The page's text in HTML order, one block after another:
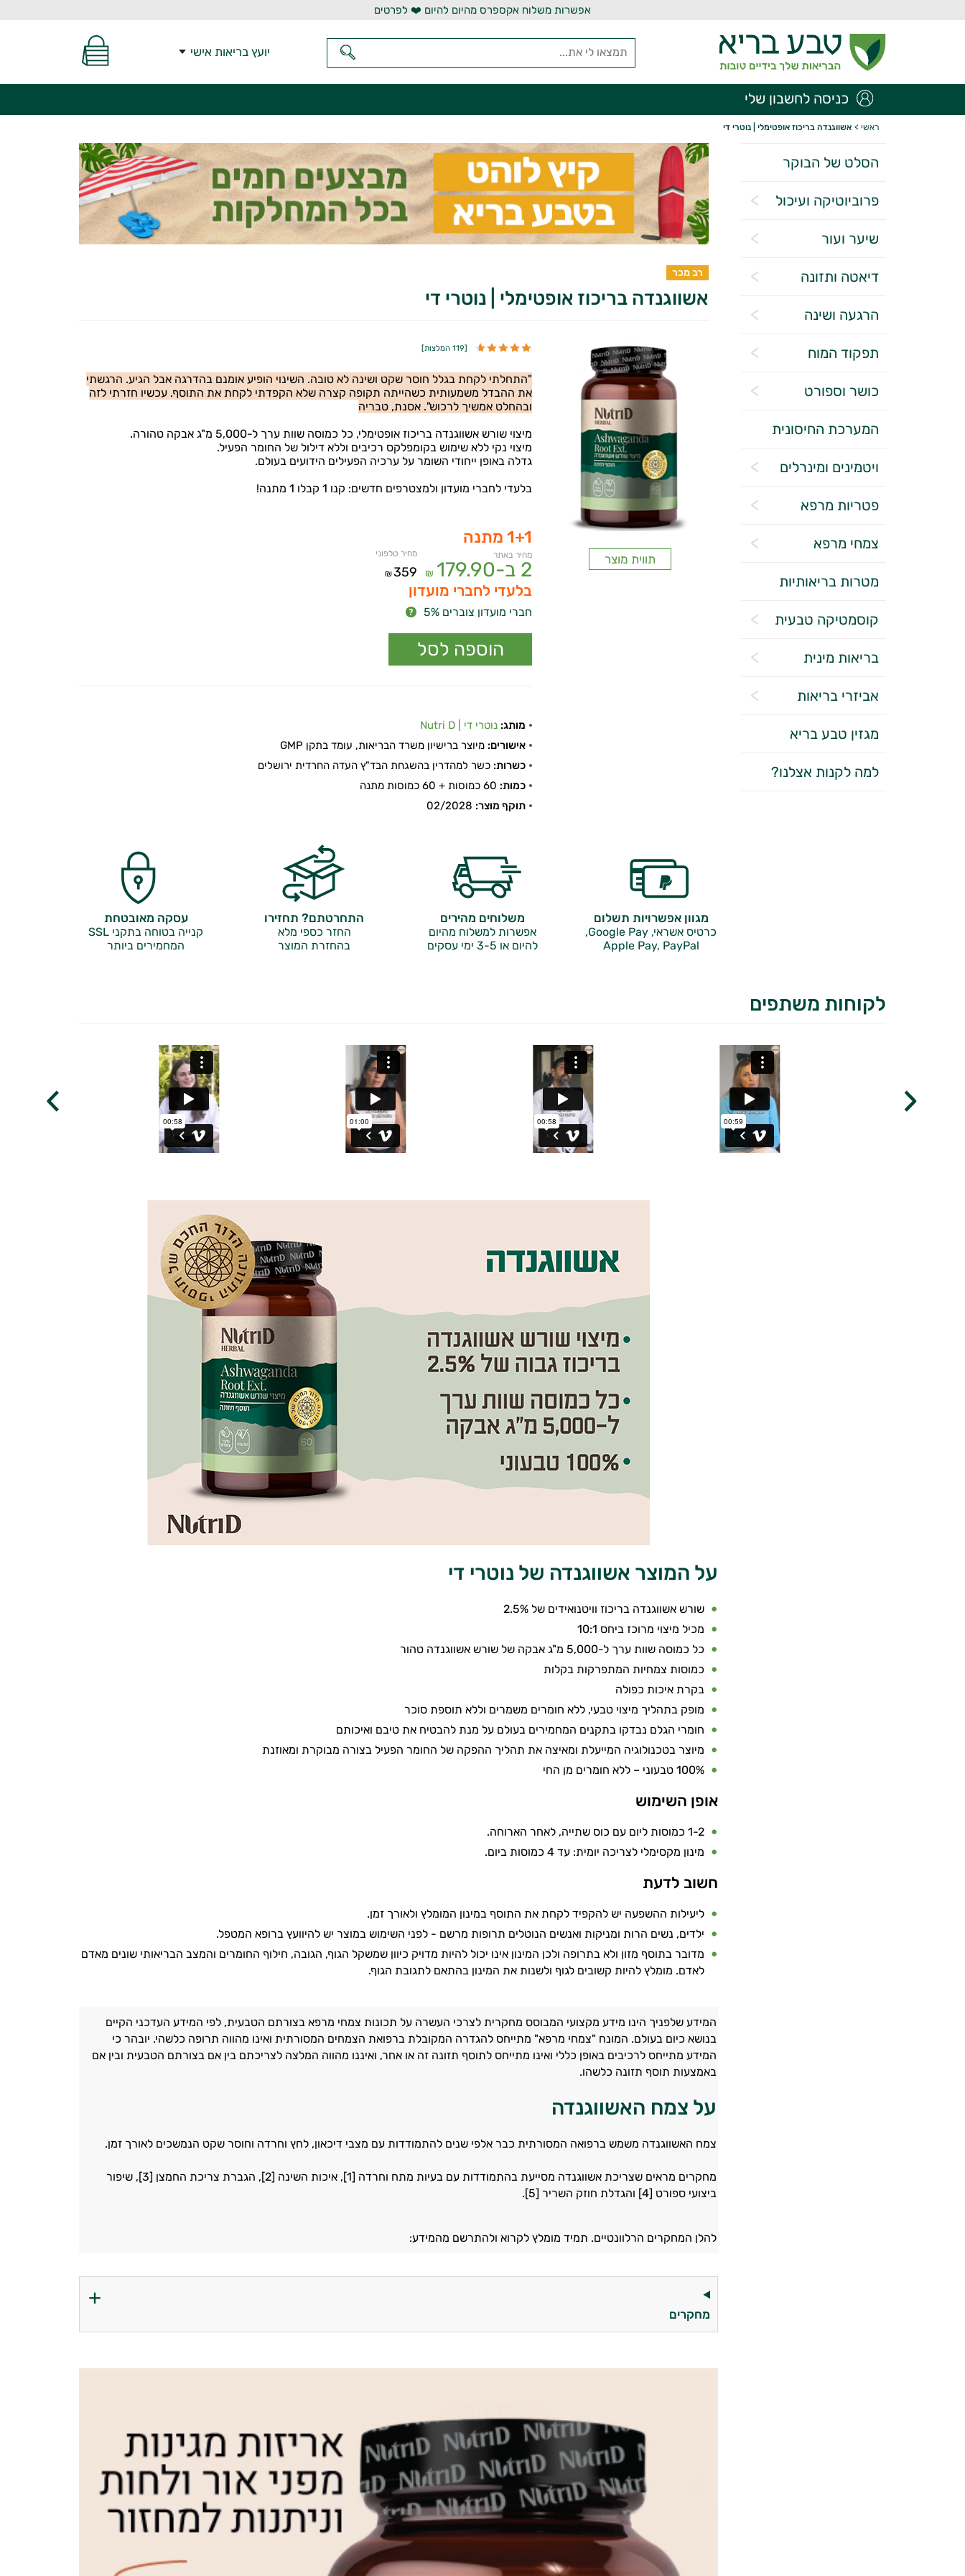
אפשרות משלוח אקספרס מהיום להיום ❤️ לפרטים
יועץ בריאות אישי
כניסה לחשבון שלי
ראשי > אשווגנדה בריכוז אופטימלי | נוטרי די
הסלט של הבוקר
פרוביוטיקה ועיכול
שיער ועור
דיאטה ותזונה
הרגעה ושינה
תפקוד המוח
כושר וספורט
המערכת החיסונית
ויטמינים ומינרלים
פטריות מרפא
צמחי מרפא
מטרות בריאותיות
קוסמטיקה טבעית
בריאות מינית
אביזרי בריאות
מגזין טבע בריא
למה לקנות אצלנו?
רב מכר
אשווגנדה בריכוז אופטימלי | נוטרי די
תווית מוצר
[119 המלצות ]
"התחלתי לקחת בגלל חוסר שקט ושינה לא טובה. השינוי הופיע אומנם בהדרגה אבל הגיע. הרגשתי
את ההבדל משמעותית כשהייתה תקופה קצרה שלא הקפדתי לקחת את התוסף. עכשיו חזרתי לזה
ובהחלט אמשיך לרכוש". אסנת, טבריה
מיצוי שורש אשווגנדה בריכוז אופטימלי, כל כמוסה שוות ערך ל-5,000 מ"ג אבקה טהורה.
מיצוי נקי ללא שימוש בקומפלקס רכיבים וללא דילול של החומר הפעיל.
גדלה באופן ייחודי השומר על ערכיה הפעילים הידועים בעולם.
בלעדי לחברי מועדון ולמצטרפים חדשים: קנו 1 קבלו 1 מתנה!
1+1 מתנה
מחיר באתר
2 ב- 179.90
₪
מחיר טלפוני
359
₪
בלעדי לחברי מועדון
חברי מועדון צוברים 5%
מותג: נוטרי די | Nutri D
אישורים: מיוצר ברישיון משרד הבריאות, עומד בתקן GMP
כשרות: כשר למהדרין בהשגחת הבד"ץ העדה החרדית ירושלים
כמות:
תוקף מוצר:
מגוון אפשרויות תשלום
כרטיס אשראי, Google Pay,
Apple Pay, PayPal
משלוחים מהירים
אפשרות למשלוח מהיום
להיום או 3-5 ימי עסקים
התחרטתם? תחזירו
החזר כספי מלא
בהחזרת המוצר
עסקה מאובטחת
קנייה בטוחה בתקני SSL
המחמירים ביותר
לקוחות משתפים
על המוצר אשווגנדה של נוטרי די
שורש אשווגנדה בריכוז וויטנואידים של 2.5%
מכיל מיצוי מרוכז ביחס 10:1
כל כמוסה שוות ערך ל-5,000 מ"ג אבקה של שורש אשווגנדה טהור
כמוסות צמחיות המתפרקות בקלות
בקרת איכות כפולה
מופק בתהליך מיצוי טבעי, ללא חומרים משמרים וללא תוספת סוכר
חומרי הגלם נבדקו בתקנים המחמירים בעולם על מנת להבטיח את טיבם ואיכותם
מיוצר בטכנולוגיה המייעלת ומאיצה את תהליך ההפקה של החומר הפעיל בצורה מבוקרת ומאוזנת
100% טבעוני – ללא חומרים מן החי
אופן השימוש
1-2 כמוסות ליום עם כוס שתייה, לאחר הארוחה.
מינון מקסימלי לצריכה יומית: עד 4 כמוסות ביום.
חשוב לדעת
ליעילות ההשפעה יש להקפיד לקחת את התוסף במינון המומלץ ולאורך זמן.
ילדים, נשים הרות ומניקות ואנשים הנוטלים תרופות מרשם - לפני השימוש במוצר יש להיוועץ ברופא המטפל.
מדובר בתוסף מזון ולא בתרופה ולכן המינון אינו יכול להיות מדויק כיוון שמשקל הגוף, הגובה, חילוף החומרים והמצב הבריאותי שונים מאדם
לאדם. מומלץ להיות קשובים לגוף ולשנות את המינון בהתאם לתגובת הגוף.
המידע שלפניך הינו מידע מקצועי המבוסס מחקרית לצרכי העשרה על תכונות צמחי מרפא בצורתם הטבעית, לפי המידע העדכני הקיים
בנושא כיום בעולם. המונח "צמחי מרפא" מתייחס להגדרה המקובלת ברפואת הצמחים המסורתית ואינו מהווה תרופה כלשהי. יובהר כי
המידע מתייחס לרכיבים באופן כללי ואינו מתייחס לתוסף תזונה זה או אחר, ואיננו מהווה המלצה לצריכתם בין אם בצורתם הטבעית ובין אם
באמצעות תוסף תזונה כלשהו.
על צמח האשווגנדה
צמח האשווגנדה משמש ברפואה המסורתית כבר אלפי שנים להתמודדות עם מצבי דיכאון, לחץ וחרדה וחוסר שקט הנמשכים לאורך זמן.
מחקרים מראים שצריכת אשווגנדה מסייעת בהתמודדות עם בעיות מתח וחרדה [1], איכות השינה [2], הגברת צריכת החמצן [3], שיפור
ביצועי ספורט [4] והגדלת חוזק השריר [5].
להלן המחקרים הרלוונטיים. תמיד מומלץ לקרוא ולהתרשם מהמידע:
מחקרים